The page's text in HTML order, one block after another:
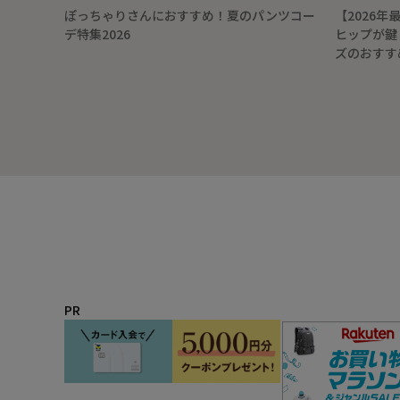
ぽっちゃりさんにおすすめ！夏のパンツコー
デ特集2026
【2026年
ヒップが
ズのおす
PR